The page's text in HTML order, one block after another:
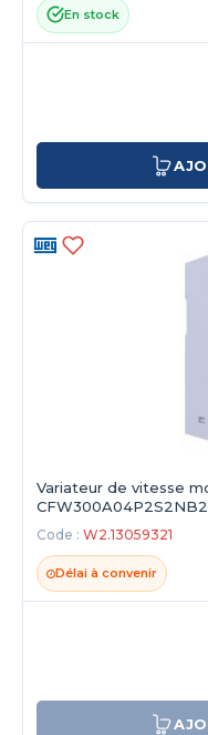
En stock
Variateur de vitesse
Code : W2.13059321
Délai à convenir